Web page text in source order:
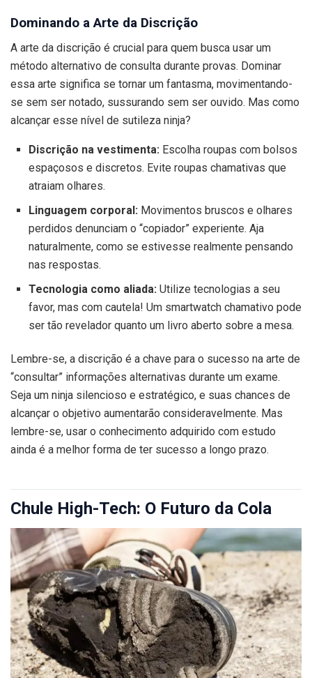
Dominando a Arte da Discrição
A arte da discrição é crucial para quem busca usar um
método alternativo de consulta durante provas. Dominar
essa arte significa se tornar um fantasma, movimentando-
se sem ser notado, sussurando sem ser ouvido. Mas como
alcançar esse nível de sutileza ninja?
Discrição na vestimenta:Escolha roupas com bolsos
espaçosos e discretos. Evite roupas chamativas que
atraiam olhares.
Linguagem corporal:Movimentos bruscos e olhares
perdidos denunciam o “copiador” experiente. Aja
naturalmente, como se estivesse realmente pensando
nas respostas.
Tecnologia como aliada: Utilize tecnologias a seu
favor, mas com cautela! Um smartwatch chamativo pode
ser tão revelador quanto um livro aberto sobre a mesa.
Lembre-se, a discrição é a chave para o sucesso na arte de
“consultar” informações alternativas durante um exame.
Seja um ninja silencioso e estratégico, e suas chances de
alcançar o objetivo aumentarão consideravelmente. Mas
lembre-se, usar o conhecimento adquirido com estudo
ainda é a melhor forma de ter sucesso a longo prazo.
Chule High-Tech: O Futuro da Cola